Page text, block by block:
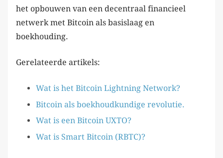
het opbouwen van een decentraal financieel
netwerk met Bitcoin als basislaag en
boekhouding.
Gerelateerde artikels:
Wat is het Bitcoin Lightning Network?
Bitcoin als boekhoudkundige revolutie.
Wat is een Bitcoin UXTO?
Wat is Smart Bitcoin (RBTC)?